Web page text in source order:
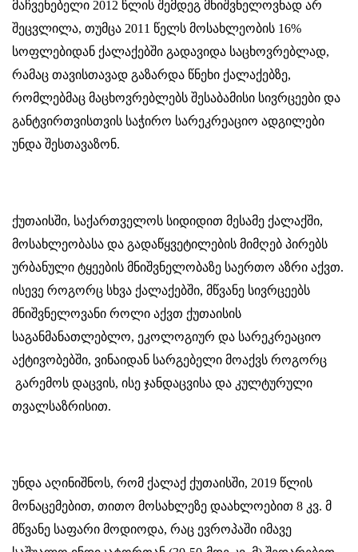
მაჩვენებელი 2012 წლის შემდეგ მნიშვნელოვნად არ
შეცვლილა, თუმცა 2011 წელს მოსახლეობის 16%
სოფლებიდან ქალაქებში გადავიდა საცხოვრებლად,
რამაც თავისთავად გაზარდა წნეხი ქალაქებზე,
რომლებმაც მაცხოვრებლებს შესაბამისი სივრცეები და
განტვირთვისთვის საჭირო სარეკრეაციო ადგილები
უნდა შესთავაზონ.
ქუთაისში, საქართველოს სიდიდით მესამე ქალაქში,
მოსახლეობასა და გადაწყვეტილების მიმღებ პირებს
ურბანული ტყეების მნიშვნელობაზე საერთო აზრი აქვთ.
ისევე როგორც სხვა ქალაქებში, მწვანე სივრცეებს
მნიშვნელოვანი როლი აქვთ ქუთაისის
საგანმანათლებლო, ეკოლოგიურ და სარეკრეაციო
აქტივობებში, ვინაიდან სარგებელი მოაქვს როგორც
გარემოს დაცვის, ისე ჯანდაცვისა და კულტურული
თვალსაზრისით.
უნდა აღინიშნოს, რომ ქალაქ ქუთაისში, 2019 წლის
მონაცემებით, თითო მოსახლეზე დაახლოებით 8 კვ. მ
მწვანე საფარი მოდიოდა, რაც ევროპაში იმავე